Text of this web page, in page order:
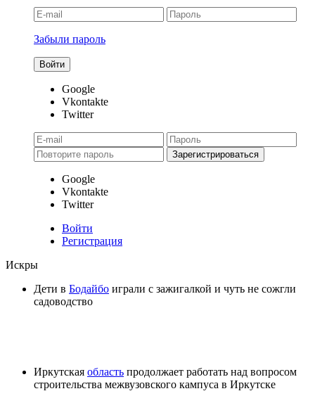
Забыли пароль
Google
Vkontakte
Twitter
Google
Vkontakte
Twitter
Войти
Регистрация
Искры
Дети в Бодайбо играли с зажигалкой и чуть не сожгли
садоводство
Иркутская область продолжает работать над вопросом
строительства межвузовского кампуса в Иркутске